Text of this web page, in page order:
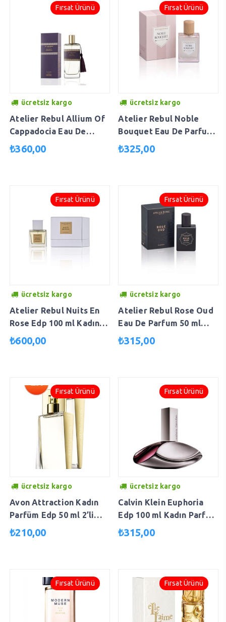
Fırsat Ürünü
ücretsiz kargo
Atelier Rebul Allium Of
Cappadocia Eau De
Parfum 100 ml
AT1031010023
₺360,00
Fırsat Ürünü
ücretsiz kargo
Atelier Rebul Noble
Bouquet Eau De Parfum
50 ml 8691226606323
₺325,00
Fırsat Ürünü
ücretsiz kargo
Atelier Rebul Nuits En
Rose Edp 100 ml Kadın
Parfüm 8691226602806
AT02277
₺600,00
Fırsat Ürünü
ücretsiz kargo
Atelier Rebul Rose Oud
Eau De Parfum 50 ml
8691226606330
₺315,00
Fırsat Ürünü
ücretsiz kargo
Avon Attraction Kadın
Parfüm Edp 50 ml 2’li
Set 5050000102650
₺210,00
Fırsat Ürünü
ücretsiz kargo
Calvin Klein Euphoria
Edp 100 ml Kadın Parfüm
088300162512
₺315,00
Fırsat Ürünü Fırsat Ürünü